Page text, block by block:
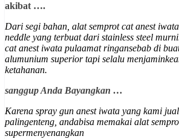
akibat ….
Dari segi bahan, alat semprot cat anest
neddle yang terbuat dari stainless steel
cat anest iwata pulaamat ringansebab di
alumunium superiortapi selalu
ketahanan.
sanggup Anda Bayangkan …
Karena spray gun anest iwata yang kami
palingenteng, andabisa memakai alat
supermenyenangkan